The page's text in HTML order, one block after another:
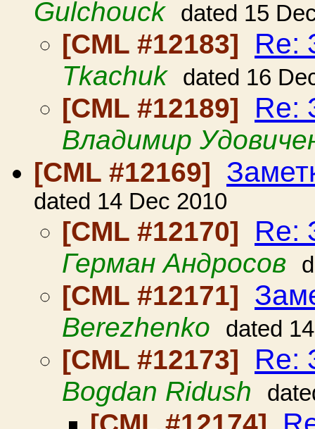
Gulchouck dated 15
[CML #12183] Re:
Tkachuk dated 16
[CML #12189] Re:
Владимир
[CML #12169]
dated 14 Dec 2010
[CML #12170] Re:
Герман Андросов
[CML #12171]
Berezhenko dated
[CML #12173] Re:
Bogdan Ridush